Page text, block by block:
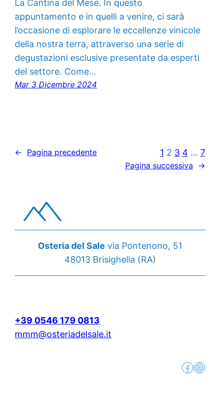
La Cantina del Mese. In questo
appuntamento e in quelli a venire, ci sarà
l’occasione di esplorare le eccellenze vinicole
della nostra terra, attraverso una serie di
degustazioni esclusive presentate da esperti
del settore. Come…
Mar 3 Dicembre 2024
← Pagina precedente 1 2 3 4 … 7
Pagina successiva →
Osteria del Sale via Pontenono, 51
48013 Brisighella (RA)
+39 0546 179 0813
mmm@osteriadelsale.it
Facebook Instagram